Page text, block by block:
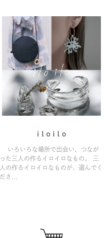
i l o i l o
いろいろな場所で出会い、つなが
った三人の作るイロイロなもの。 三
人の作るイロイロなものが、選んでく
ださ...